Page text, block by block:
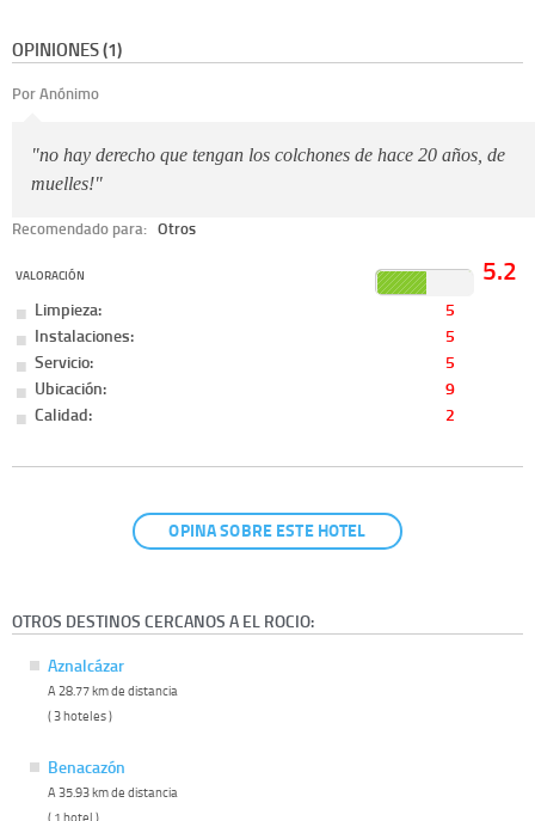
OPINIONES (1)
Por Anónimo
"no hay derecho que tengan los colchones de hace 20 años, de
muelles!"
Recomendado para: Otros
VALORACIÓN 5.2
Limpieza:
5
Instalaciones:
5
Servicio:
5
Ubicación:
9
Calidad:
2
OPINA SOBRE ESTE HOTEL
OTROS DESTINOS CERCANOS A EL ROCIO:
Aznalcázar
A 28.77 km de distancia
( 3 hoteles )
Benacazón
A 35.93 km de distancia
( 1 hotel )